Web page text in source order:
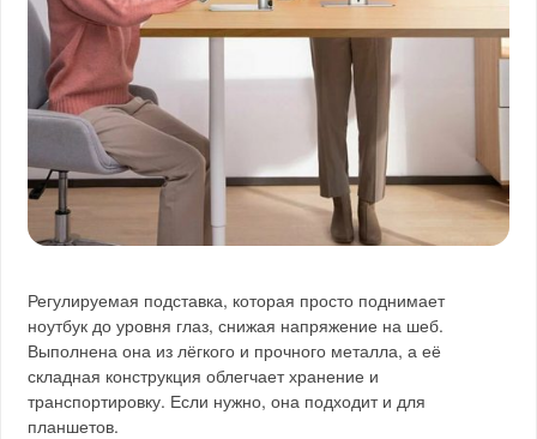
Регулируемая подставка, которая просто поднимает
ноутбук до уровня глаз, снижая напряжение на шеб.
Выполнена она из лёгкого и прочного металла, а её
складная конструкция облегчает хранение и
транспортировку. Если нужно, она подходит и для
планшетов.